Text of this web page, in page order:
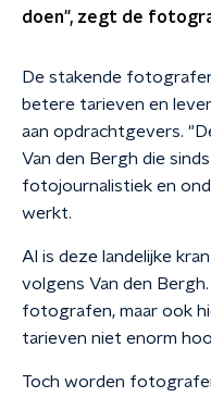
doen", zegt de
De stakende
betere tarieven en
aan opdrachtgevers.
Van den Bergh die
fotojournalistiek en
werkt.
Al is deze landelijke
volgens Van den
fotografen, maar ook
tarieven niet enorm
Toch worden